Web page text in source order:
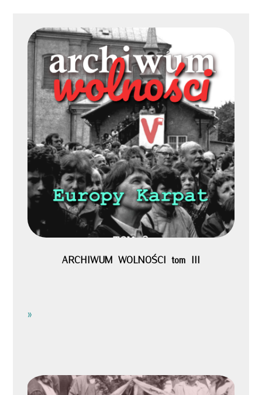
ARCHIWUM WOLNOŚCI tom III
»